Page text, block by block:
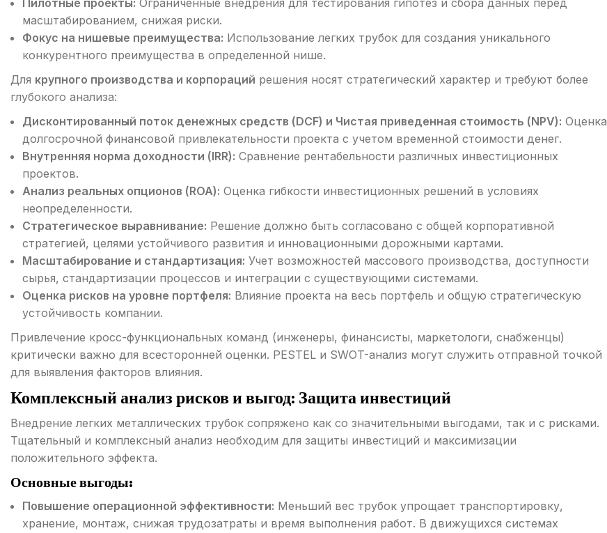
Пилотные проекты: Ограниченные внедрения для тестирования гипотез и сбора данных перед
масштабированием, снижая риски.
Фокус на нишевые преимущества: Использование легких трубок для создания уникального
конкурентного преимущества в определенной нише.
Для крупного производства и корпораций решения носят стратегический характер и требуют более
глубокого анализа:
Дисконтированный поток денежных средств (DCF) и Чистая приведенная стоимость (NPV): Оценка
долгосрочной финансовой привлекательности проекта с учетом временной стоимости денег.
Внутренняя норма доходности (IRR): Сравнение рентабельности различных инвестиционных
проектов.
Анализ реальных опционов (ROA): Оценка гибкости инвестиционных решений в условиях
неопределенности.
Стратегическое выравнивание: Решение должно быть согласовано с общей корпоративной
стратегией, целями устойчивого развития и инновационными дорожными картами.
Масштабирование и стандартизация: Учет возможностей массового производства, доступности
сырья, стандартизации процессов и интеграции с существующими системами.
Оценка рисков на уровне портфеля: Влияние проекта на весь портфель и общую стратегическую
устойчивость компании.
Привлечение кросс-функциональных команд (инженеры, финансисты, маркетологи, снабженцы)
критически важно для всесторонней оценки. PESTEL и SWOT-анализ могут служить отправной точкой
для выявления факторов влияния.
Комплексный анализ рисков и выгод: Защита инвестиций
Внедрение легких металлических трубок сопряжено как со значительными выгодами, так и с рисками.
Тщательный и комплексный анализ необходим для защиты инвестиций и максимизации
положительного эффекта.
Основные выгоды:
Повышение операционной эффективности: Меньший вес трубок упрощает транспортировку,
хранение, монтаж, снижая трудозатраты и время выполнения работ. В движущихся системах